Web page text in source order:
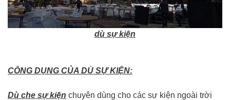
dù sự kiện
CÔNG DỤNG CỦA DÙ SỰ KIỆN:
Dù che sự kiện chuyên dùng cho các sự kiện ngoài trời